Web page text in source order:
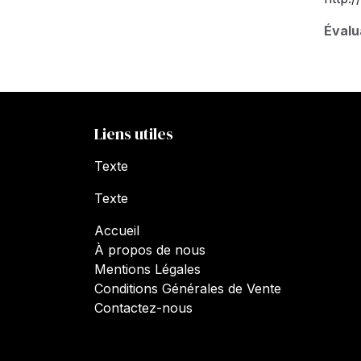
Liens utiles
Texte
Texte
Accueil
À propos de nous
Mentions Légales
Conditions Générales de Vente
Contactez-nous